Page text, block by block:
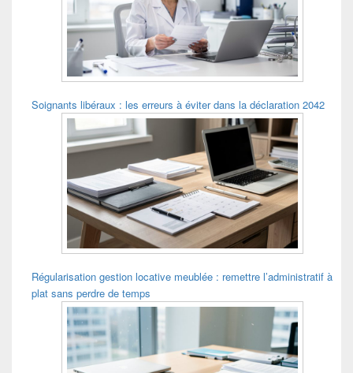
Soignants libéraux : les erreurs à éviter dans la déclaration 2042
Régularisation gestion locative meublée : remettre l’administratif à
plat sans perdre de temps